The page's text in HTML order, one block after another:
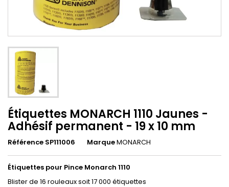
Étiquettes MONARCH 1110 Jaunes -
Adhésif permanent - 19 x 10 mm
Référence SP111006 MarqueMONARCH
Étiquettes pour Pince Monarch 1110
Blister de 16 rouleaux soit 17 000 étiquettes